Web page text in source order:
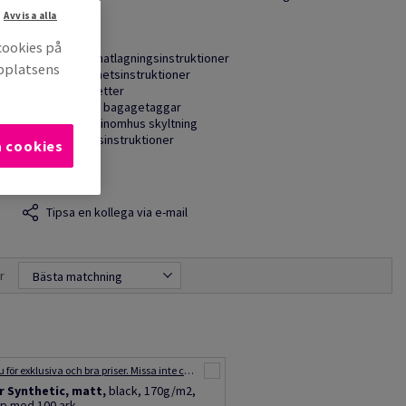
olika
Användning:
● Menyer / matlagningsinstruktioner
● Flygsäkerhetsinstruktioner
● bordstabletter
● Personliga bagagetaggar
● Utomhus / inomhus skyltning
● Planteringsinstruktioner
● Kartor
Tipsa en kollega via e-mail
Bästa matchning
Handla nu för exklusiva och bra priser. Missa inte chansen – fynda idag! Varor från vår Outlet kan inte returneras. Erbjudandet gäller så länge lagret räcker.
Synthetic, matt,black, 170g/m2,
på
Avvisa alla
cookies